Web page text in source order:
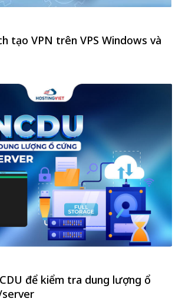
tạo VPN trên VPS Windows và
để kiểm tra dung lượng ổ